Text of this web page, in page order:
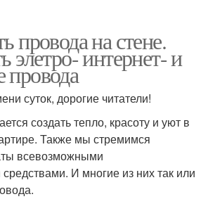
провода на стене.
элетро- интернет- и
суток, дорогие читатели!
создать тепло, красоту и уют в
Также мы стремимся
всевозможными
И многие из них так или